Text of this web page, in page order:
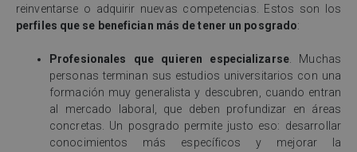
reinventarse o adquirir nuevas competencias. Estos son los
perfiles que se benefician más de tener un posgrado:
Profesionales que quieren especializarse. Muchas
personas terminan sus estudios universitarios con una
formación muy generalista y descubren, cuando entran
al mercado laboral, que deben profundizar en áreas
concretas. Un posgrado permite justo eso: desarrollar
conocimientos más específicos y mejorar la